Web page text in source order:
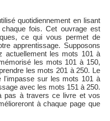
quotidiennement en lisant
fois. Cet ouvrage est
ce qui vous permet de
apprentissage. Supposons
actuellement les mots 101 à
les mots 101 à 150,
les mots 201 à 250. Le
l'impasse sur les mots 101 à
avec les mots 151 à 250.
pas à travers ce livre et vos
à chaque page que